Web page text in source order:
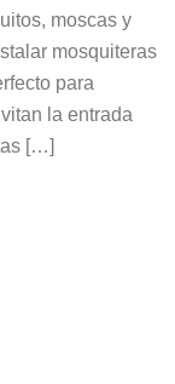
moscas y
mosquiteras
para
la entrada
[…]